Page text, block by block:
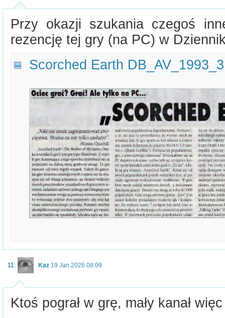
Przy okazji szukania czegoś
rezencję tej gry (na PC) w
Scorched Earth
11: Kaz 19 Jan 2026 08:09
Ktoś pograł w grę, mały kanał